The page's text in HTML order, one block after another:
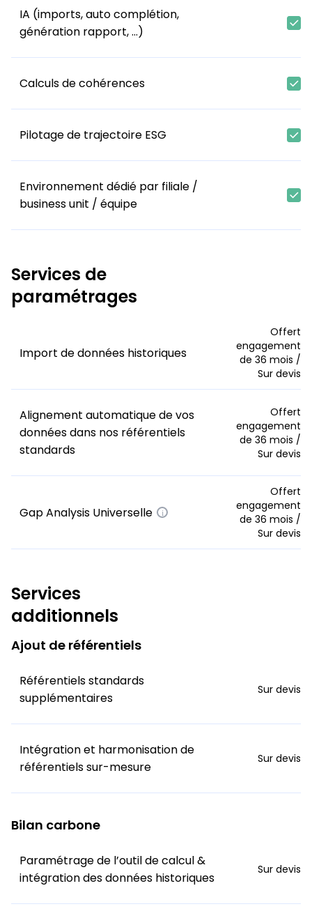
IA (imports, auto complétion,
génération rapport, ...)
Calculs de cohérences
Pilotage de trajectoire ESG
Environnement dédié par filiale /
business unit / équipe
Services de
paramétrages
Import de données historiques
Offert
engagement
de 36 mois /
Sur devis
Alignement automatique de vos
données dans nos référentiels
standards
Offert
engagement
de 36 mois /
Sur devis
Gap Analysis Universelle i
Offert
engagement
de 36 mois /
Sur devis
Services
additionnels
Ajout de référentiels
Référentiels standards
supplémentaires
Sur devis
Intégration et harmonisation de
référentiels sur-mesure
Sur devis
Bilan carbone
Paramétrage de l’outil de calcul &
intégration des données historiques
Sur devis